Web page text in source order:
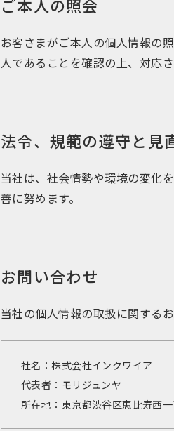
ご本人の照会
お客さまがご本人の個人情報の
人であることを確認の上、対応
法令、規範の遵守と見
当社は、社会情勢や環境の変化
善に努めます。
お問い合わせ
当社の個人情報の取扱に関する
社名：株式会社インクワイア
代表者：モリジュンヤ
所在地：東京都渋谷区恵比寿西